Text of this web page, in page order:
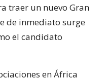
traer un nuevo Gran
de inmediato surge
el candidato
en África